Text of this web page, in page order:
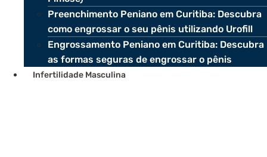
Preenchimento Peniano em Curitiba: Descubra
como engrossar o seu pênis utilizando Urofill
Engrossamento Peniano em Curitiba: Descubra
as formas seguras de engrossar o pênis
Infertilidade Masculina